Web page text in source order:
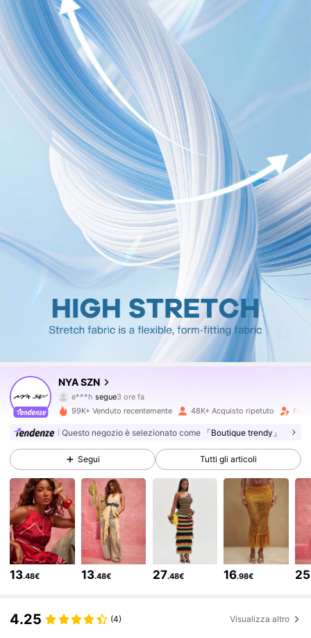
NYA SZN
4.74 164K Follower
e***hsegue
4***9 sta navigando
4.74
164K Follower
4.74 164K Follower
4.74 164K Follower
4.74 164K Follower
99K+ Venduto recentemente 48K+ Acquisto ripetuto
Questo negozio è selezionato come 「Boutique trendy」
Segui Tutti gli articoli
13.48€ 13.48€ 27.48€ 16.98€ 25
4.25 (4) Visualizza altro